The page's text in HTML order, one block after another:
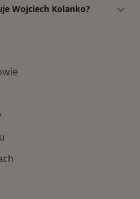
Wojciech Kolanko?